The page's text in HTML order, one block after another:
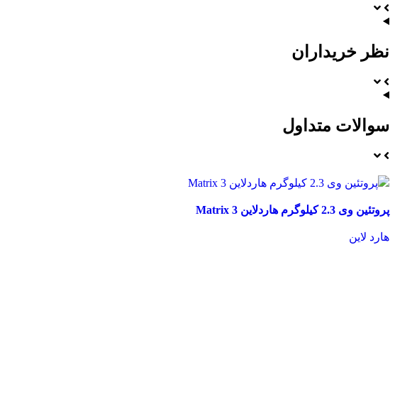
نظر خریداران
سوالات متداول
پروتئین وی 2.3 کیلوگرم هاردلاین 3 Matrix
هارد لاین